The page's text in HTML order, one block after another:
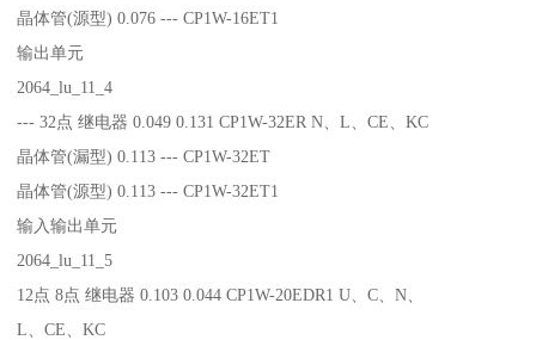
晶体管(源型) 0.076 --- CP1W-16ET1
输出单元
2064_lu_11_4
--- 32点 继电器 0.049 0.131 CP1W-32ER N、L、CE、KC
晶体管(漏型) 0.113 --- CP1W-32ET
晶体管(源型) 0.113 --- CP1W-32ET1
输入输出单元
2064_lu_11_5
12点 8点 继电器 0.103 0.044 CP1W-20EDR1 U、C、N、
L、CE、KC